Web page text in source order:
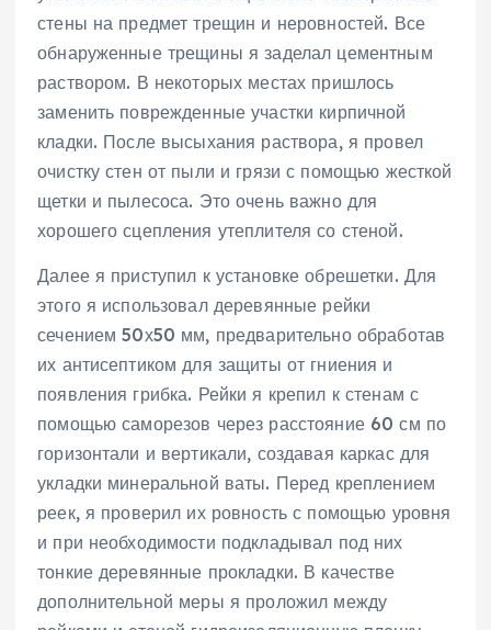
стены на предмет трещин и неровностей. Все
обнаруженные трещины я заделал цементным
раствором. В некоторых местах пришлось
заменить поврежденные участки кирпичной
кладки. После высыхания раствора, я провел
очистку стен от пыли и грязи с помощью жесткой
щетки и пылесоса. Это очень важно для
хорошего сцепления утеплителя со стеной.
Далее я приступил к установке обрешетки. Для
этого я использовал деревянные рейки
сечением 50х50 мм, предварительно обработав
их антисептиком для защиты от гниения и
появления грибка. Рейки я крепил к стенам с
помощью саморезов через расстояние 60 см по
горизонтали и вертикали, создавая каркас для
укладки минеральной ваты. Перед креплением
реек, я проверил их ровность с помощью уровня
и при необходимости подкладывал под них
тонкие деревянные прокладки. В качестве
дополнительной меры я проложил между